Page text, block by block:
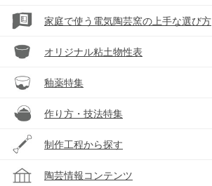
家庭で使う電気陶芸窯の上手な選び方
オリジナル粘土物性表
釉薬特集
作り方・技法特集
制作工程から探す
陶芸情報コンテンツ